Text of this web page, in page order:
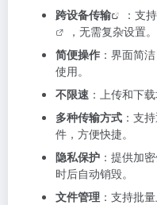
跨设备传输 ：支
，无需复杂设置。
简便操作 ：界面简
使用。
不限速 ：上传和下
多种传输方式 ：支
件，方便快捷。
隐私保护 ：提供加
时后自动销毁。
文件管理 ：支持批